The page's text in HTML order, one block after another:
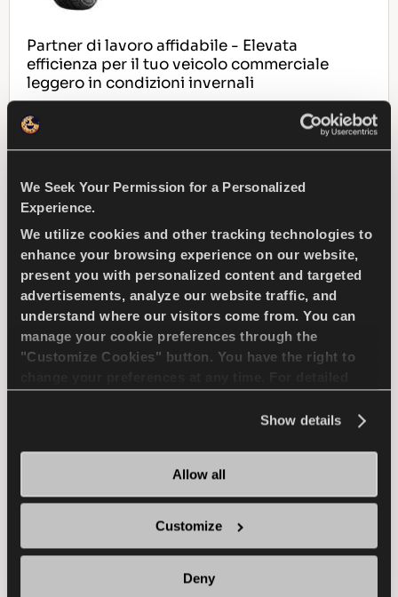
We Seek Your Permission for a Personalized
Experience.
We utilize cookies and other tracking technologies to
enhance your browsing experience on our website,
present you with personalized content and targeted
advertisements, analyze our website traffic, and
understand where our visitors come from. You can
manage your cookie preferences through the
"Customize Cookies" button. You have the right to
Show details
Allow all
Customize
Deny
Partner di lavoro affidabile - Elevata
efficienza per il tuo veicolo commerciale
leggero in condizioni invernali
GESTIONE DELLA NEVE
FRENATA SULLA NEVE
FRENATA SUL BAGNATO
FRENATA SUL BAGNATO
TROVA UN
SCOPRI DI PIU
ICEWAYS 2